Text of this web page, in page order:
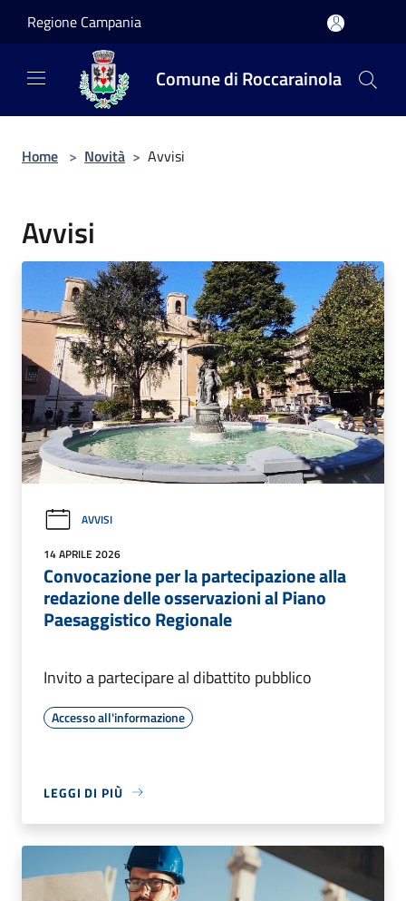
Regione Campania
Comune di Roccarainola
Home > Novità > Avvisi
Avvisi
AVVISI
14 APRILE 2026
Convocazione per la partecipazione alla
redazione delle osservazioni al Piano
Paesaggistico Regionale
Invito a partecipare al dibattito pubblico
Accesso all'informazione
LEGGI DI PIÙ